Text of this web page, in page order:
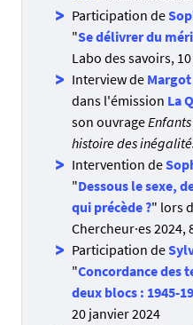
Participation de
"Se délivrer du
Labo des savoirs,
Interview de
dans l'émission La
son ouvrage
histoire des
Intervention de
"Dessous le sexe,
qui précède ?" lors
Chercheur·es 2024,
Participation de
"Concordance des
deux blocs : 1945-
20 janvier 2024